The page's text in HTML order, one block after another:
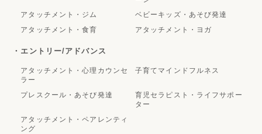
アタッチメント・ジム
ベビーキッズ・あそび発達
アタッチメント・食育
アタッチメント・ヨガ
・エントリー/アドバンス
アタッチメント・心理カウンセ
ラー
子育てマインドフルネス
プレスクール・あそび発達
育児セラピスト・ライフサポー
ター
アタッチメント・ペアレンティ
ング